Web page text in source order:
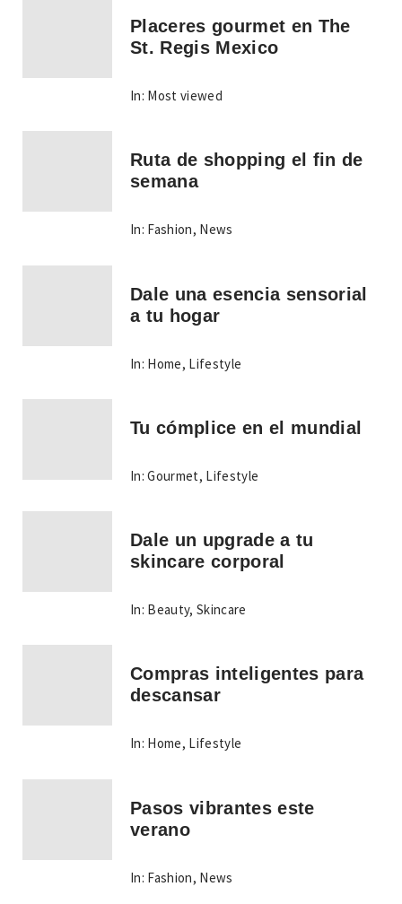
Placeres gourmet en The
St. Regis Mexico
In: Most viewed
Ruta de shopping el fin de
semana
In: Fashion, News
Dale una esencia sensorial
a tu hogar
In: Home, Lifestyle
Tu cómplice en el mundial
In: Gourmet, Lifestyle
Dale un upgrade a tu
skincare corporal
In: Beauty,Skincare
Compras inteligentes para
descansar
In: Home, Lifestyle
Pasos vibrantes este
verano
In: Fashion, News